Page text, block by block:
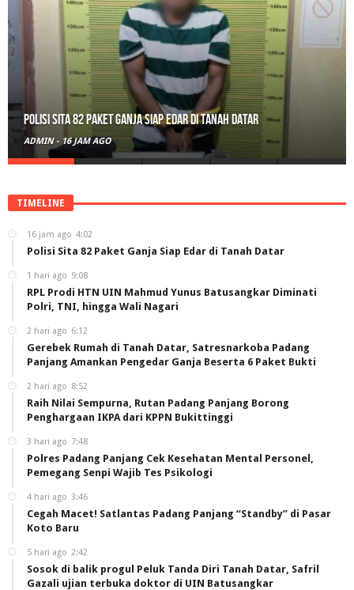
Polisi Sita 82 Paket Ganja Siap Edar di Tanah Datar
ADMIN - 16 JAM AGO
TIMELINE
16 jam ago 4:02
Polisi Sita 82 Paket Ganja Siap Edar di Tanah Datar
1 hari ago 9:08
RPL Prodi HTN UIN Mahmud Yunus Batusangkar Diminati
Polri, TNI, hingga Wali Nagari
2 hari ago 6:12
Gerebek Rumah di Tanah Datar, Satresnarkoba Padang
Panjang Amankan Pengedar Ganja Beserta 6 Paket Bukti
2 hari ago 8:52
Raih Nilai Sempurna, Rutan Padang Panjang Borong
Penghargaan IKPA dari KPPN Bukittinggi
3 hari ago 7:48
Polres Padang Panjang Cek Kesehatan Mental Personel,
Pemegang Senpi Wajib Tes Psikologi
4 hari ago 3:46
Cegah Macet! Satlantas Padang Panjang “Standby” di Pasar
Koto Baru
5 hari ago 2:42
Sosok di balik progul Peluk Tanda Diri Tanah Datar, Safril
Gazali ujian terbuka doktor di UIN Batusangkar